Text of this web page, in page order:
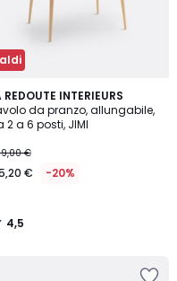
REDOUTE INTERIEURS
da pranzo, allungabile,
2 a 6 posti, JIMI
€
€ -20%
4,5